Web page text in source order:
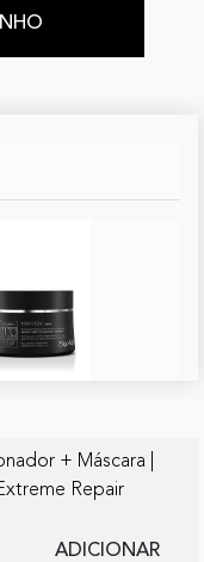
+ Máscara |
Repair
ADICIONAR